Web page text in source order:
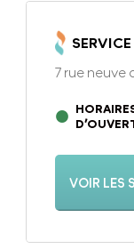
7 rue neuve
17H30
VOIR LES